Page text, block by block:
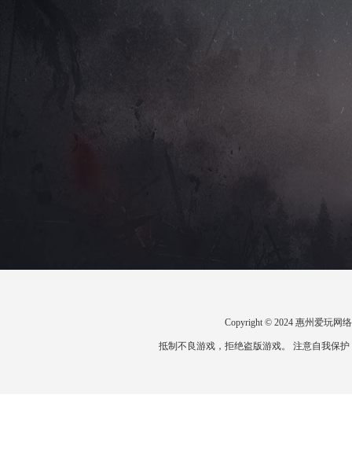
Copyright © 2024 惠州爱玩网
抵制不良游戏，拒绝盗版游戏。 注意自我保